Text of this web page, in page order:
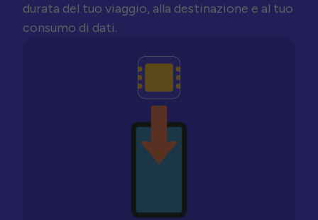
durata del tuo viaggio, alla destinazione e al tuo
consumo di dati.